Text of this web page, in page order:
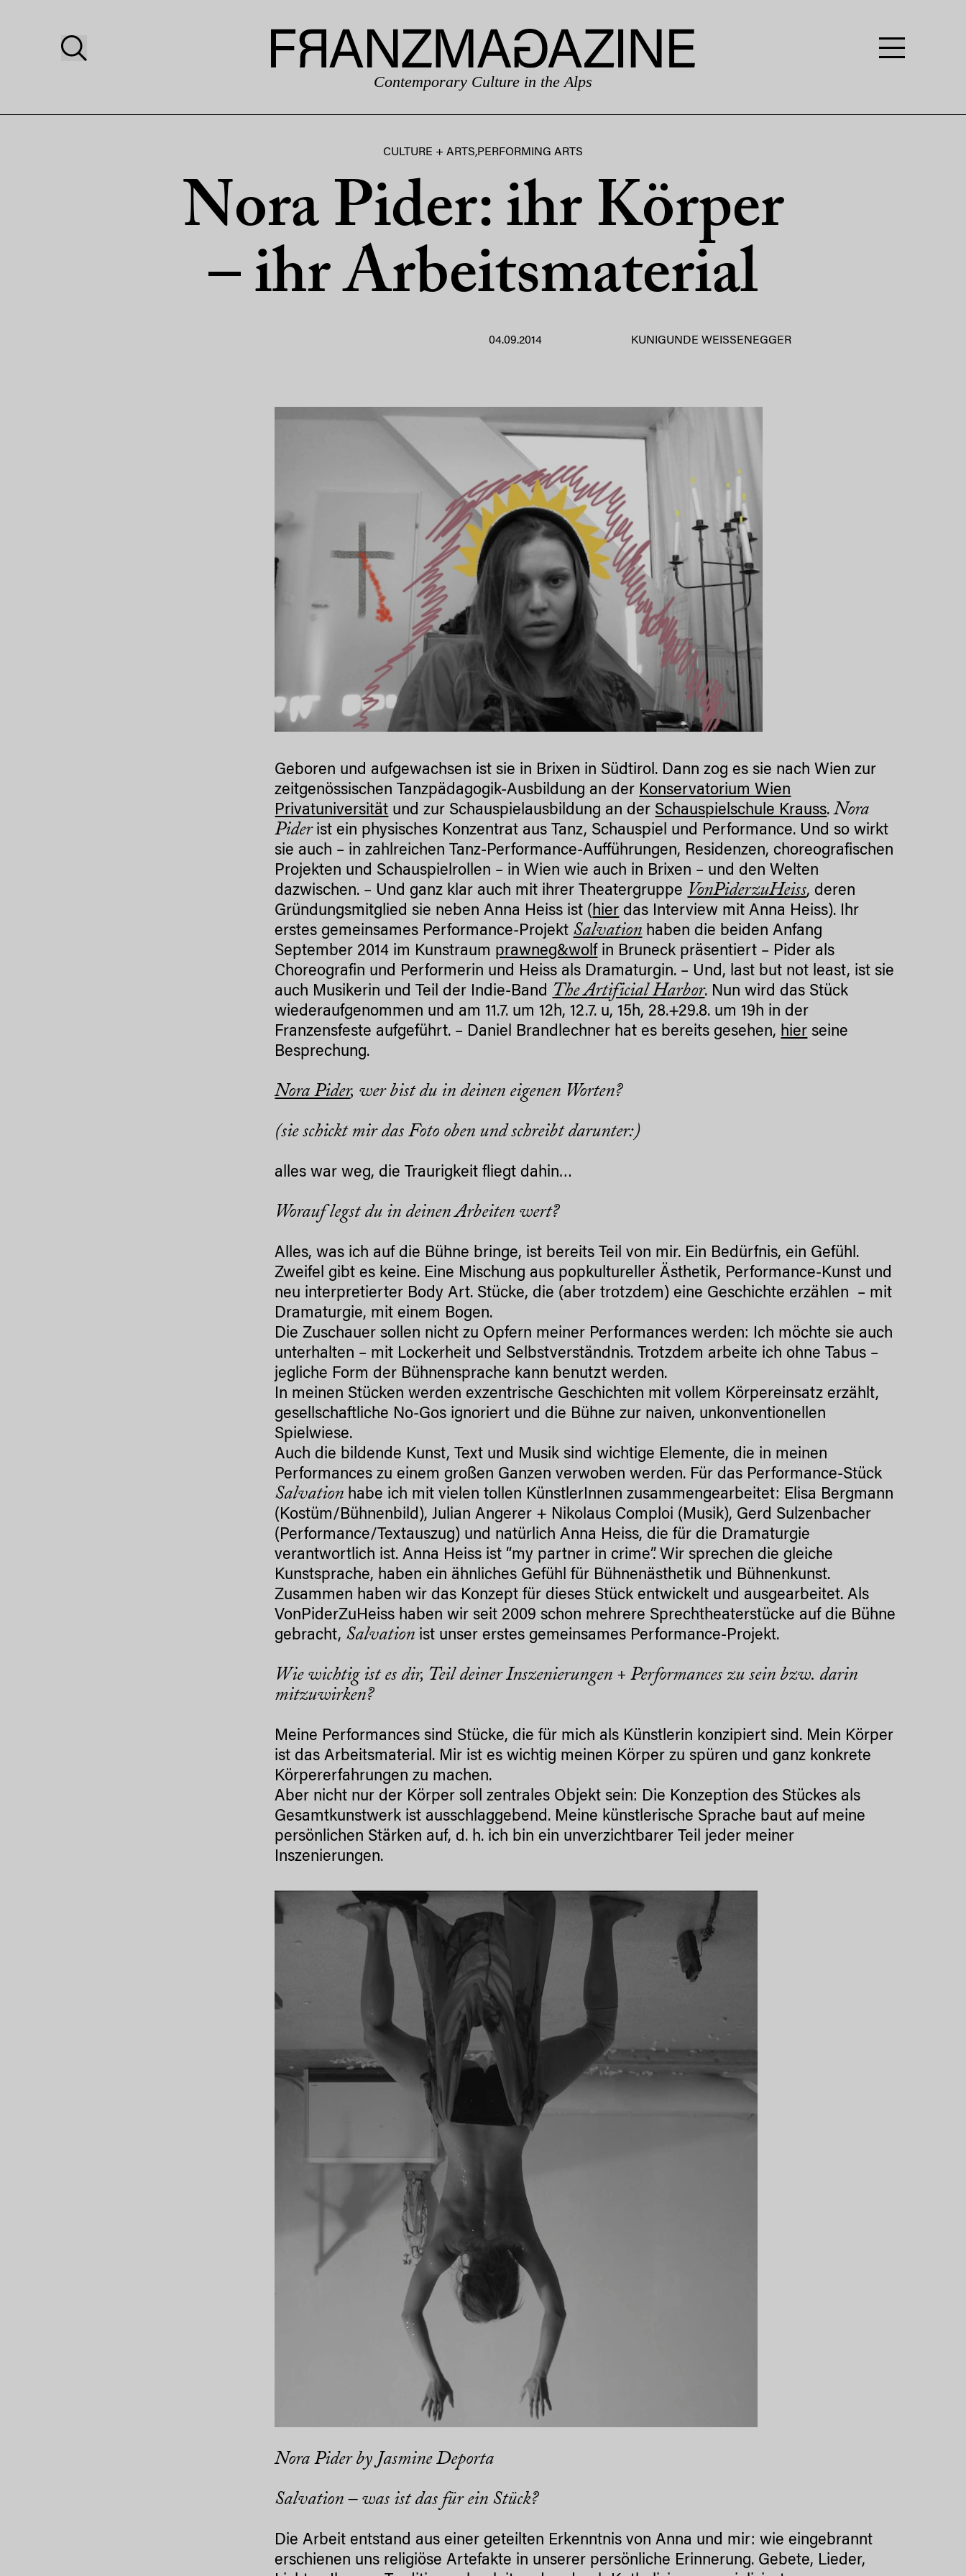
Contemporary Culture in the Alps
CULTURE + ARTS,PERFORMING ARTS
Nora Pider: ihr Körper
– ihr Arbeitsmaterial
04.09.2014 KUNIGUNDE WEISSENEGGER
Geboren und aufgewachsen ist sie in Brixen in Südtirol. Dann zog es sie nach Wien zur
zeitgenössischen Tanzpädagogik-Ausbildung an der Konservatorium Wien
Privatuniversität und zur Schauspielausbildung an der Schauspielschule Krauss.Nora
Piderist ein physisches Konzentrat aus Tanz, Schauspiel und Performance. Und so wirkt
sie auch – in zahlreichen Tanz-Performance-Aufführungen, Residenzen, choreografischen
Projekten und Schauspielrollen – in Wien wie auch in Brixen – und den Welten
dazwischen. – Und ganz klar auch mit ihrer Theatergruppe VonPiderzuHeiss, deren
Gründungsmitglied sie neben Anna Heiss ist (hier das Interview mit Anna Heiss). Ihr
erstes gemeinsames Performance-Projekt Salvation haben die beiden Anfang
September 2014 im Kunstraum prawneg&wolfin Bruneck präsentiert – Pider als
Choreografin und Performerin und Heiss als Dramaturgin. – Und, last but not least, ist sie
auch Musikerin und Teil der Indie-Band The Artificial Harbor. Nun wird das Stück
wiederaufgenommen und am 11.7. um 12h, 12.7. u, 15h, 28.+29.8. um 19h in der
Franzensfeste aufgeführt. – Daniel Brandlechner hat es bereits gesehen, hier seine
Besprechung.
Nora Pider, wer bist du in deinen eigenen Worten?
(sie schickt mir das Foto oben und schreibt darunter:)
alles war weg, die Traurigkeit fliegt dahin…
Worauf legst du in deinen Arbeiten wert?
Alles, was ich auf die Bühne bringe, ist bereits Teil von mir. Ein Bedürfnis, ein Gefühl.
Zweifel gibt es keine. Eine Mischung aus popkultureller Ästhetik, Performance-Kunst und
neu interpretierter Body Art. Stücke, die (aber trotzdem) eine Geschichte erzählen – mit
Dramaturgie, mit einem Bogen.
Die Zuschauer sollen nicht zu Opfern meiner Performances werden: Ich möchte sie auch
unterhalten – mit Lockerheit und Selbstverständnis. Trotzdem arbeite ich ohne Tabus –
jegliche Form der Bühnensprache kann benutzt werden.
In meinen Stücken werden exzentrische Geschichten mit vollem Körpereinsatz erzählt,
gesellschaftliche No-Gos ignoriert und die Bühne zur naiven, unkonventionellen
Spielwiese.
Auch die bildende Kunst, Text und Musik sind wichtige Elemente, die in meinen
Performances zu einem großen Ganzen verwoben werden. Für das Performance-Stück
Salvation habe ich mit vielen tollen KünstlerInnen zusammengearbeitet: Elisa Bergmann
(Kostüm/Bühnenbild), Julian Angerer + Nikolaus Comploi (Musik), Gerd Sulzenbacher
(Performance/Textauszug) und natürlich Anna Heiss, die für die Dramaturgie
verantwortlich ist. Anna Heiss ist “my partner in crime”. Wir sprechen die gleiche
Kunstsprache, haben ein ähnliches Gefühl für Bühnenästhetik und Bühnenkunst.
Zusammen haben wir das Konzept für dieses Stück entwickelt und ausgearbeitet. Als
VonPiderZuHeiss haben wir seit 2009 schon mehrere Sprechtheaterstücke auf die Bühne
gebracht, Salvation ist unser erstes gemeinsames Performance-Projekt.
Wie wichtig ist es dir, Teil deiner Inszenierungen + Performances zu sein bzw. darin
mitzuwirken?
Meine Performances sind Stücke, die für mich als Künstlerin konzipiert sind. Mein Körper
ist das Arbeitsmaterial. Mir ist es wichtig meinen Körper zu spüren und ganz konkrete
Körpererfahrungen zu machen.
Aber nicht nur der Körper soll zentrales Objekt sein: Die Konzeption des Stückes als
Gesamtkunstwerk ist ausschlaggebend. Meine künstlerische Sprache baut auf meine
persönlichen Stärken auf, d. h. ich bin ein unverzichtbarer Teil jeder meiner
Inszenierungen.
Nora Pider by Jasmine Deporta
Salvation – was ist das für ein Stück?
Die Arbeit entstand aus einer geteilten Erkenntnis von Anna und mir: wie eingebrannt
erschienen uns religiöse Artefakte in unserer persönliche Erinnerung. Gebete, Lieder,